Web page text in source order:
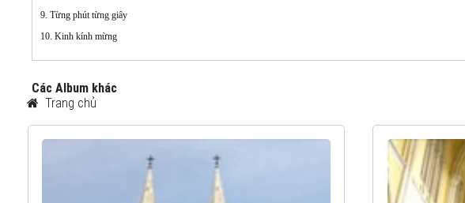
9. Từng phút từng giây
10. Kinh kính mừng
Các Album khác
Trang chủ